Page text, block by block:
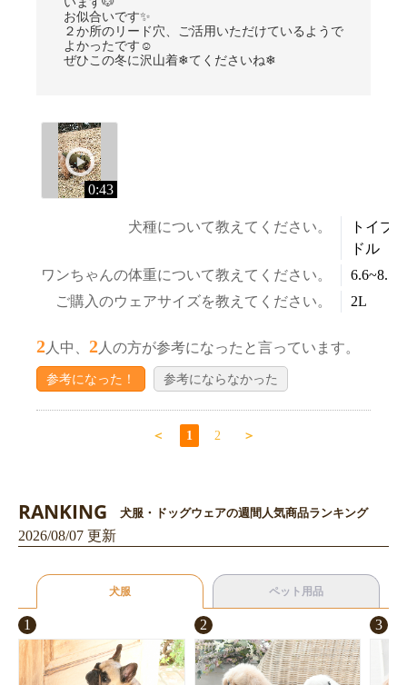
お似合いです✨
２か所のリード穴、ご活用いただけているようで
よかったです☺
ぜひこの冬に沢山着❄てくださいね❄
0:43
犬種について教えてください。
トイプ
ドル
ワンちゃんの体重について教えてください。
ご購入のウェアサイズを教えてください。
2L
2 人中、 2 人の方が参考になったと言っています。
参考になった！ 参考にならなかった
＜ 1 2 ＞
RANKING 犬服・ドッグウェアの週間人気商品ランキング
2026/08/07 更新
犬服 ペット用品
1 2 3